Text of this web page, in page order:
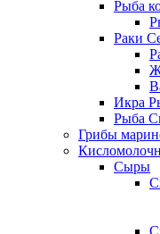
Рыба
Раки
Икра
Рыба
Грибы
Сыры